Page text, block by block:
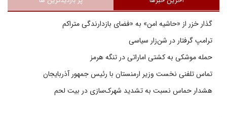
گذار خزر از «حاشیه امن» به «فضای بازدارندگی متراکم
ترامپ گرفتار در شن‌زار سیاسی
حمله موشکی به کشتی اماراتی در تنگه هرمز
تماس تلفنی نخست وزیر ارمنستان با رئیس جمهور آذربایجان
هشدار حماس نسبت به تشدید شهرک‌سازی در بیت‌ لحم